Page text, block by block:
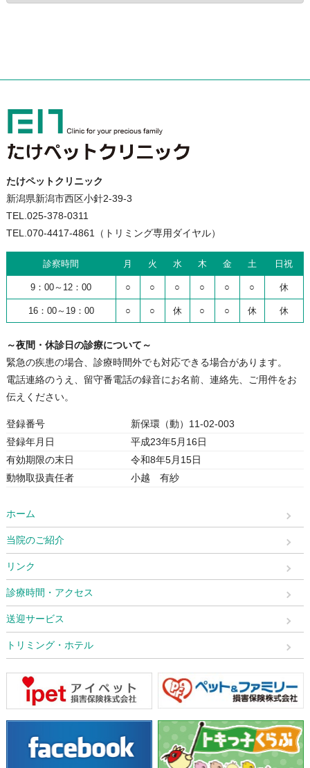
たけペットクリニック
新潟県新潟市西区小針2-39-3
TEL.025-378-0311
TEL.070-4417-4861（トリミング専用ダイヤル）
診察時間 月 火 水 木 金 土 日祝
9：00～12：00 ○ ○ ○ ○ ○ ○ 休
16：00～19：00 ○ ○ 休 ○ ○ 休 休
～夜間・休診日の診療について～
緊急の疾患の場合、診療時間外でも対応できる場合があります。
電話連絡のうえ、留守番電話の録音にお名前、連絡先、ご用件をお
伝えください。
登録番号
新保環（動）11-02-003
登録年月日
平成23年5月16日
有効期限の末日
令和8年5月15日
動物取扱責任者
小越 有紗
ホーム
当院のご紹介
リンク
診療時間・アクセス
送迎サービス
トリミング・ホテル